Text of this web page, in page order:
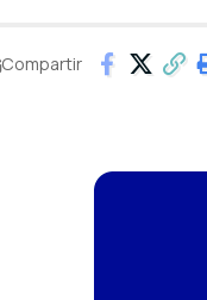
Compartir